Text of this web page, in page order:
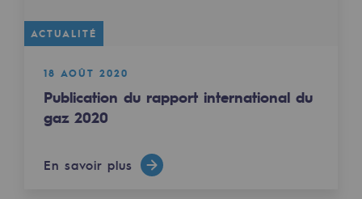
Social
Notre investissement dans les
Inclusion
Mixité et égalité Femme-Homme
ACTUALITÉ
18 AOÛT 2020
Publication du rapport international du
gaz 2020
En savoir plus